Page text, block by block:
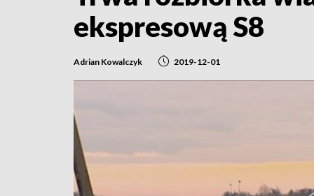
ekspresową S8
Adrian Kowalczyk 2019-12-01